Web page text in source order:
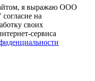
я выражаю ООО
на
своих
сервиса